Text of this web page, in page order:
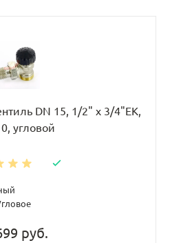
DN 15, 1/2" х 3/4"EK,
угловой
руб.